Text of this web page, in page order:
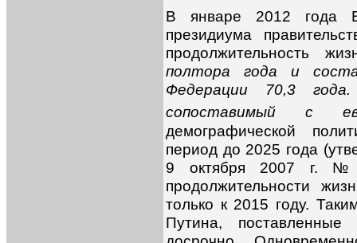
В январе 2012 года
президиума
продолжительность
полтора года и
Федерации 70,3
сопоставимый с
демографической
период до 2025 года
9 октября 2007 г. №
продолжительности
только к 2015 году.
Путина,